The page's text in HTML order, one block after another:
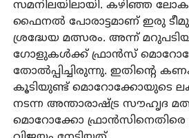
സമനിലയിലായി. കഴിഞ്ഞ
ഫൈനൽ പോരാട്ടമാണ് ഇരു
ശ്രദ്ധേയ മത്സരം. അന്ന്
ഗോളുകൾക്ക് ഫ്രാൻസ്
തോൽപ്പിച്ചിരുന്നു. ഇതിന്റെ
കൂടിയുണ്ട് മൊറോക്കോയുടെ
നടന്ന അന്താരാഷ്ട്ര സൗഹൃദ
മൊറോക്കോ